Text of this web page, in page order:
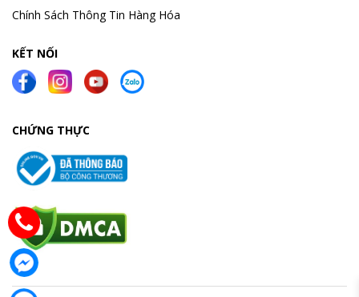
Chính Sách Thông Tin Hàng Hóa
KẾT NỐI
CHỨNG THỰC